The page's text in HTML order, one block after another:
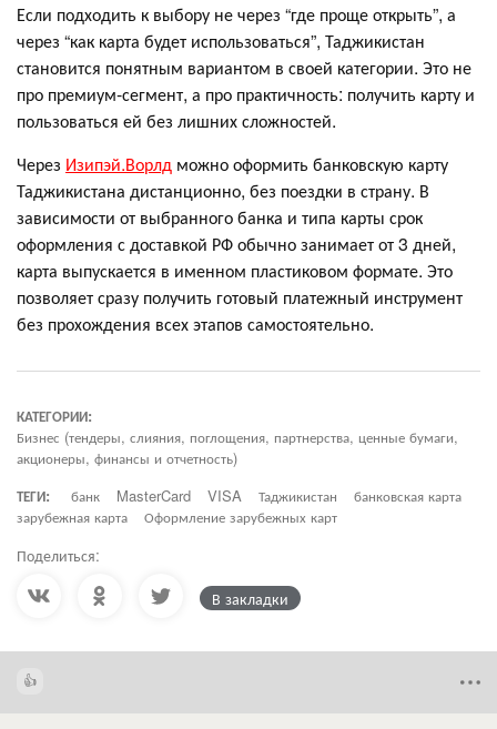
Если подходить к выбору не через “где проще открыть”, а
через “как карта будет использоваться”, Таджикистан
становится понятным вариантом в своей категории. Это не
про премиум-сегмент, а про практичность: получить карту и
пользоваться ей без лишних сложностей.
Через Изипэй.Ворлд можно оформить банковскую карту
Таджикистана дистанционно, без поездки в страну. В
зависимости от выбранного банка и типа карты срок
оформления с доставкой РФ обычно занимает от 3 дней,
карта выпускается в именном пластиковом формате. Это
позволяет сразу получить готовый платежный инструмент
без прохождения всех этапов самостоятельно.
КАТЕГОРИИ:
Бизнес (тендеры, слияния, поглощения, партнерства, ценные бумаги,
акционеры, финансы и отчетность)
ТЕГИ:
банк MasterCard VISA Таджикистан
банковская карта
зарубежная карта
Оформление зарубежных карт
Поделиться:
В закладки